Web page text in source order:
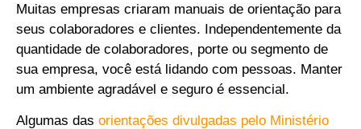
Muitas empresas criaram manuais de orientação para
seus colaboradores e clientes. Independentemente da
quantidade de colaboradores, porte ou segmento de
sua empresa, você está lidando com pessoas. Manter
um ambiente agradável e seguro é essencial.
Algumas das orientações divulgadas pelo Ministério